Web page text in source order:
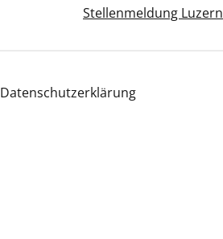
Stellenmeldung Luzern
Datenschutzerklärung